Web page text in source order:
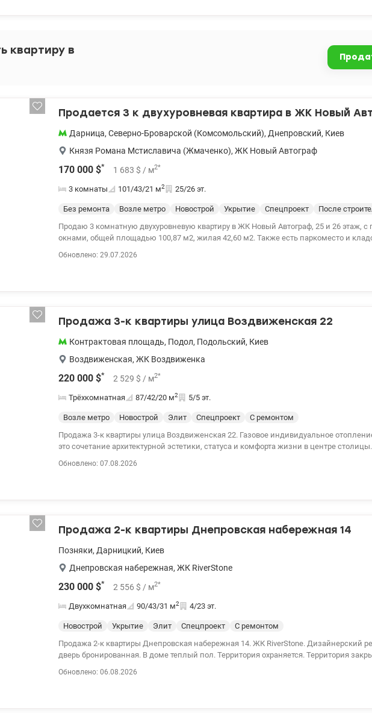
квартиру в
Продается 3 к двухуровневая квартира в ЖК Новый
Дарница, Северно-Броварской (Комсомольский), Днепровский, Киев
Князя Романа Мстиславича (Жмаченко), ЖК Новый Автограф
170 000 $* 1 683 $ / м2*
3 комнаты 101/43/21 м2 25/26 эт.
Без ремонта Возле метро Новострой Укрытие Спецпроект
После
Продаю 3 комнатную двухуровневую квартиру в ЖК Новый Автограф, 25 и 26 этаж,
окнами, общей площадью 100,87 м2, жилая 42,60 м2. Также есть паркоместо и
Обновлено: 29.07.2026
Продажа 3-к квартиры улица Воздвиженская 22
Контрактовая площадь, Подол, Подольский, Киев
Воздвиженская, ЖК Воздвиженка
220 000 $* 2 529 $ / м2*
Трёхкомнатная 87/42/20 м2 5/5 эт.
Возле метро Новострой Элит Спецпроект
С ремонтом
Продажа 3-к квартиры улица Воздвиженская 22. Газовое индивидуальное отопление.
это сочетание архитектурной эстетики, статуса и комфорта жизни в центре столицы. 044 200 10 80
Обновлено: 07.08.2026
Продажа 2-к квартиры Днепровская набережная 14
Позняки, Дарницкий, Киев
Днепровская набережная, ЖК RiverStone
230 000 $* 2 556 $ / м2*
Двухкомнатная 90/43/31 м2 4/23 эт.
Новострой Укрытие Элит Спецпроект
С ремонтом
Продажа 2-к квартиры Днепровская набережная 14. ЖК RiverStone. Дизайнерский ремонт. Входная
дверь бронированная. В доме теплый пол. Территория охраняется. Территория закрыта. Дом с лифтом
Обновлено: 06.08.2026